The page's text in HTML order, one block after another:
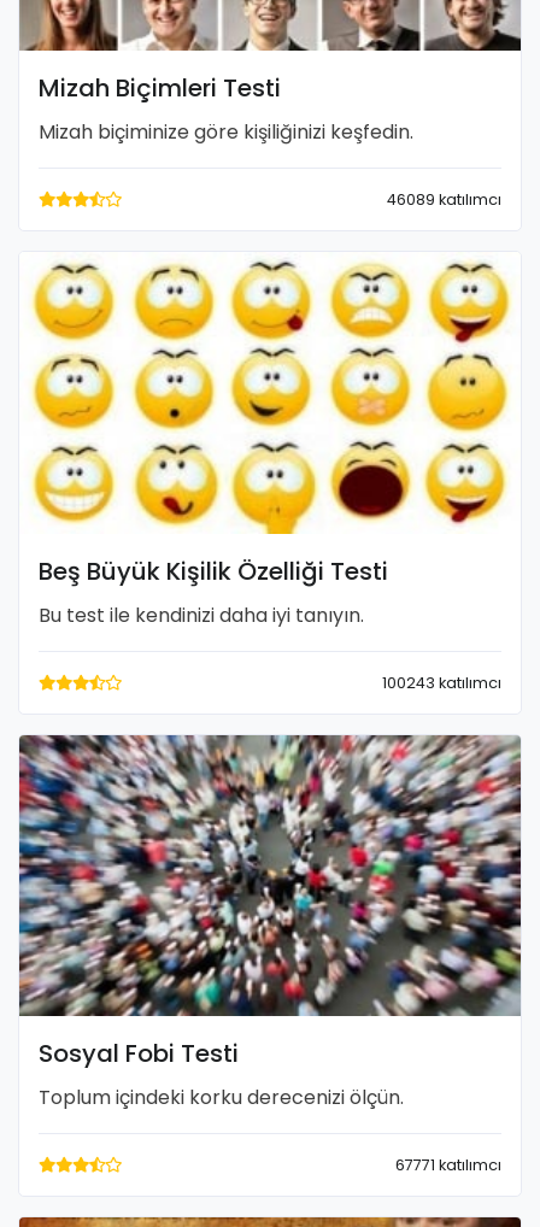
Mizah Biçimleri Testi
Mizah biçiminize göre kişiliğinizi keşfedin.
46089 katılımcı
Beş Büyük Kişilik Özelliği Testi
Bu test ile kendinizi daha iyi tanıyın.
100243 katılımcı
Sosyal Fobi Testi
Toplum içindeki korku derecenizi ölçün.
67771 katılımcı